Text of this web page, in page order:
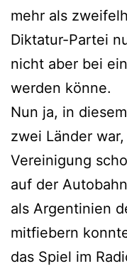
mehr als
Diktatur-Partei
nicht aber bei
werden könne.
Nun ja, in
zwei Länder
Vereinigung
auf der
als Argentinien
mitfiebern
das Spiel im